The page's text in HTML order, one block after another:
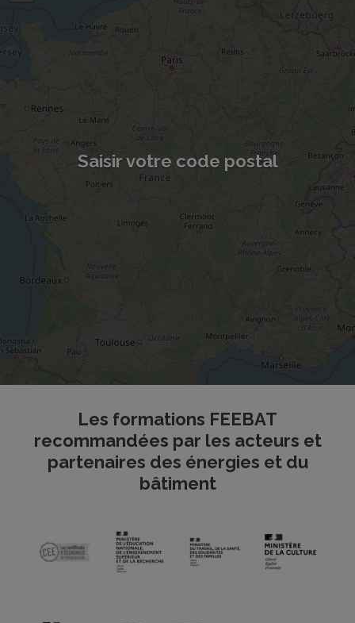
Saisir votre code postal
Les formations FEEBAT
recommandées par les acteurs et
partenaires des énergies et du
bâtiment